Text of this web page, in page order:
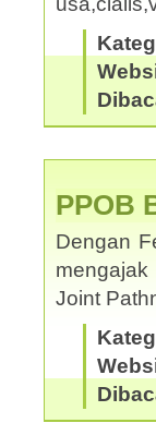
PPOB
Dengan
Joint